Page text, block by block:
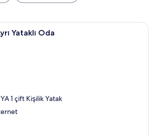
Masa, ses yalıtımı, ütü/ütü masası,
Yataklı Oda
1 çift Kişilik Yatak